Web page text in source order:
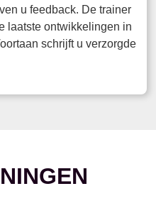
u feedback. De trainer
laatste ontwikkelingen in
schrijft u verzorgde